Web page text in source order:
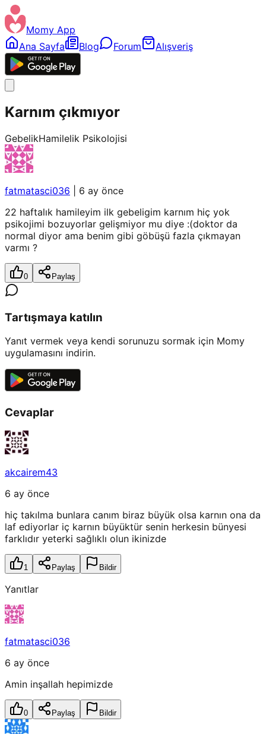
Momy App
Ana Sayfa
Blog Forum Alışveriş
Karnım çıkmıyor
GebelikHamilelik Psikolojisi
fatmatasci036
6 ay önce
22 haftalık hamileyim ilk gebeligim karnım hiç yok
psikojimi bozuyorlar gelişmiyor mu diye :(doktor da
normal diyor ama benim gibi göbüşü fazla çıkmayan
varmı ?
0 Paylaş
Tartışmaya katılın
Yanıt vermek veya kendi sorunuzu sormak için Momy
uygulamasını indirin.
Cevaplar
akcairem43
6 ay önce
hiç takılma bunlara canım biraz büyük olsa karnın ona da
laf ediyorlar iç karnın büyüktür senin herkesin bünyesi
farklıdır yeterki sağlıklı olun ikinizde
1 Paylaş Bildir
Yanıtlar
fatmatasci036
6 ay önce
Amin inşallah hepimizde
0 Paylaş Bildir